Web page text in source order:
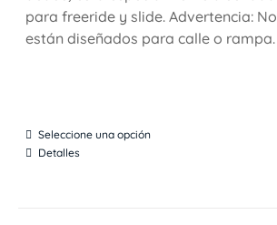
para freeride y slide. Advertencia: No
están diseñados para calle o rampa.
Seleccione una opción
Detalles